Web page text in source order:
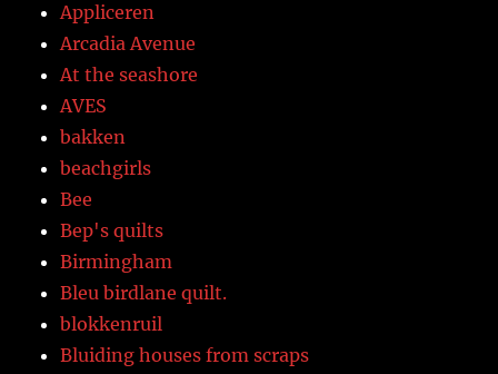
Appliceren
Arcadia Avenue
At the seashore
AVES
bakken
beachgirls
Bee
Bep's quilts
Birmingham
Bleu birdlane quilt.
blokkenruil
Bluiding houses from scraps